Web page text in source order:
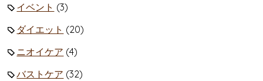
イベント (3)
ダイエット (20)
ニオイケア (4)
バストケア (32)